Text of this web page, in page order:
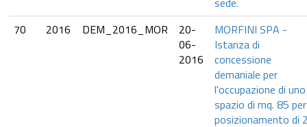
70
2016 DEM_2016_MOR
20-
06-
2016
MORFINI SPA -
Istanza di
concessione
demaniale per
l'occupazione di uno
spazio di mq. 85
posizionamento di